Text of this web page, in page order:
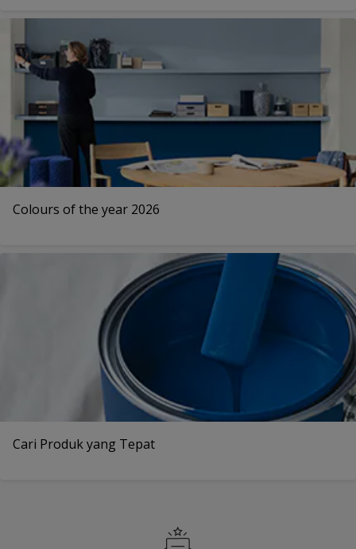
Colours of the year 2026
Cari Produk yang Tepat